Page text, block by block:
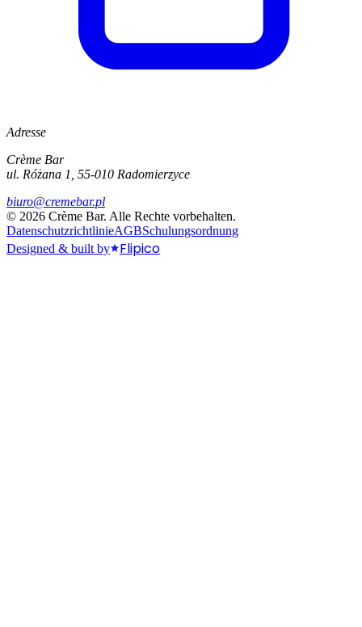
Adresse
Crème Bar
ul. Różana 1, 55-010 Radomierzyce
biuro@cremebar.pl
© 2026 Crème Bar. Alle Rechte vorbehalten.
DatenschutzrichtlinieAGBSchulungsordnung
Designed & built by
Flipico